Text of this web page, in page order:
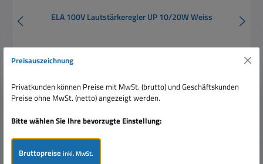
ELA 100V Lautstärkeregler UP 10/20W Weiss
Regulärer Preis:
34,20 €
Preisauszeichnung
Privatkunden können Preise mit MwSt. (brutto) und Geschäftskunden
Preise ohne MwSt. (netto) angezeigt werden.
Bitte wählen Sie Ihre bevorzugte Einstellung:
Bruttopreiseinkl. MwSt.